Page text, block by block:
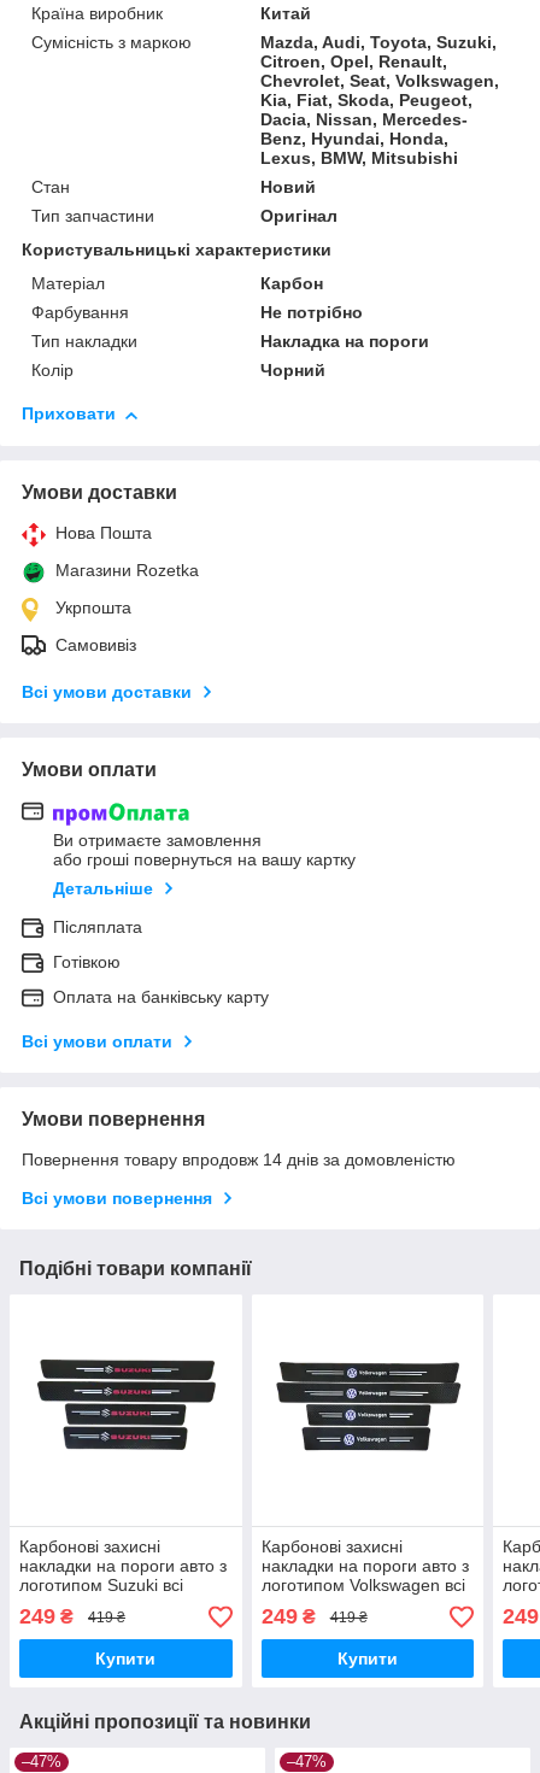
Країна виробник
Китай
Сумісність з маркою
Mazda, Audi, Toyota, Suzuki,
Citroen, Opel, Renault,
Chevrolet, Seat, Volkswagen,
Kia, Fiat, Skoda, Peugeot,
Dacia, Nissan, Mercedes-
Benz, Hyundai, Honda,
Lexus, BMW, Mitsubishi
Стан
Новий
Тип запчастини
Оригінал
Користувальницькі характеристики
Матеріал
Карбон
Фарбування
Не потрібно
Тип накладки
Накладка на пороги
Колір
Чорний
Приховати
Умови доставки
Нова Пошта
Магазини Rozetka
Укрпошта
Самовивіз
Всі умови доставки
Умови оплати
Ви отримаєте замовлення
або гроші повернуться на вашу картку
Детальніше
Післяплата
Готівкою
Оплата на банківську карту
Всі умови оплати
Умови повернення
Повернення товару впродовж 14 днів за домовленістю
Всі умови повернення
Подібні товари компанії
Карбонові захисні
накладки на пороги авто з
логотипом Suzuki всі
моделі та інші марки
автомобілів style2
249 ₴ 419 ₴
Купити
Карбонові захисні
накладки на пороги авто з
логотипом Volkswagen всі
моделі та інші марки
автомобілів style2
249₴ 419 ₴
Купити
249
Акційні пропозиції та новинки
–47% –47%